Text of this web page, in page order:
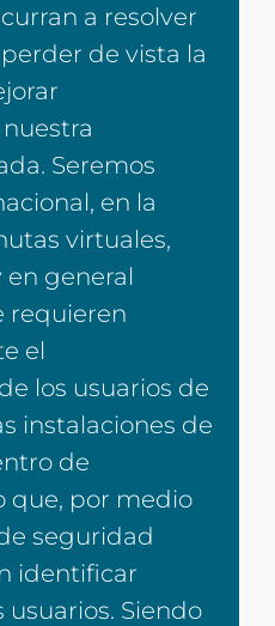
a resolver
de vista la
Seremos
en la
virtuales,
general
requieren
el
los usuarios de
instalaciones de
de
que, por medio
seguridad
identificar
Siendo